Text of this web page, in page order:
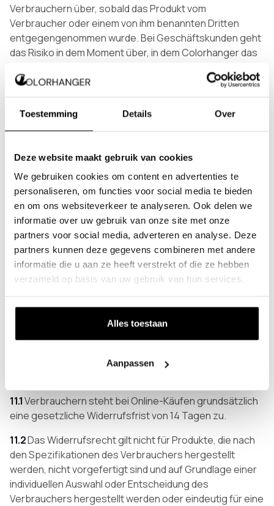
Toestemming Details Over
Deze website maakt gebruik van cookies
We gebruiken cookies om content en advertenties te
personaliseren, om functies voor social media te bieden
en om ons websiteverkeer te analyseren. Ook delen we
informatie over uw gebruik van onze site met onze
partners voor social media, adverteren en analyse. Deze
partners kunnen deze gegevens combineren met andere
informatie die u aan ze heeft verstrekt of die ze hebben
verzameld op basis van uw gebruik van hun services.
Alles toestaan
Aanpassen
Verbrauchern über, sobald das Produkt vom
Verbraucher oder einem von ihm benannten Dritten
entgegengenommen wurde. Bei Geschäftskunden geht
das Risiko in dem Moment über, in dem Colorhanger das
vereinbart wurde.
unvollständiger Angaben des Kunden nicht zugestellt
werden kann, können zusätzliche Kosten für erneuten
gestellt werden.
Artikel 10 - Abholung
10.1 Wenn der Kunde Abholung wählt, informiert
Colorhanger den Kunden, sobald die Bestellung
bereitliegt.
10.2Die Abholung kann an der Adresse von Colorhanger
während der geltenden Öffnungszeiten oder nach
angemessenen Frist nach Benachrichtigung abholen,
sofern nichts anderes vereinbart wurde.
Artikel 11 - Widerrufsrecht für
11.1Verbrauchern steht bei Online-Käufen grundsätzlich
eine gesetzliche Widerrufsfrist von 14 Tagen zu.
11.2Das Widerrufsrecht gilt nicht für Produkte, die nach
den Spezifikationen des Verbrauchers hergestellt
werden, nicht vorgefertigt sind und auf Grundlage einer
individuellen Auswahl oder Entscheidung des
Verbrauchers hergestellt werden oder eindeutig für eine